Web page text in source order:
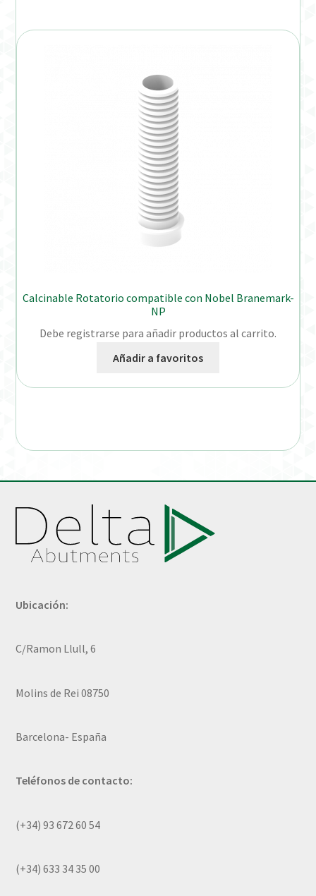
Calcinable Rotatorio compatible con Nobel Branemark-
NP
Debe registrarse para añadir productos al carrito.
Añadir a favoritos
Ubicación:
C/Ramon Llull, 6
Molins de Rei 08750
Barcelona- España
Teléfonos de contacto:
(+34) 93 672 60 54
(+34) 633 34 35 00